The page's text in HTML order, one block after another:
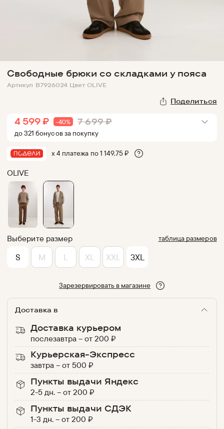
Свободные брюки со складками у пояса
Артикул B7926024 Цвет OLIVE
Поделиться
4 599 ₽ -40% 7 699 ₽
до321 бонусовза покупку
х 4 платежа по1 149.75₽
OLIVE
Выберите размер таблица размеров
S M L XL XXL 3XL
Зарезервировать в магазине
Доставка в
Доставка курьером
послезавтра –от200 ₽
Курьерская-Экспресс
завтра –от500 ₽
Пункты выдачи Яндекс
2-5 дн. –от200 ₽
Пункты выдачи СДЭК
1-3 дн. –от200 ₽